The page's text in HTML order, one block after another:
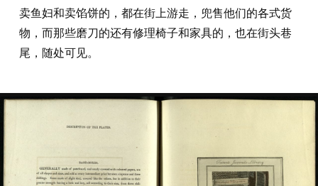
卖鱼妇和卖馅饼的，都在街上游走，兜售他们的各式货
物，而那些磨刀的还有修理椅子和家具的，也在街头巷
尾，随处可见。